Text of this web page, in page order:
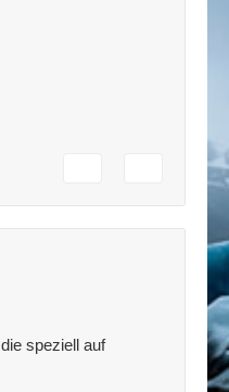
speziell auf